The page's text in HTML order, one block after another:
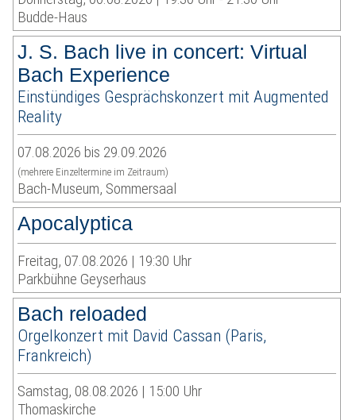
Budde-Haus
J. S. Bach live in concert: Virtual
Bach Experience
Einstündiges Gesprächskonzert mit Augmented
Reality
07.08.2026 bis 29.09.2026
(mehrere Einzeltermine im Zeitraum)
Bach-Museum, Sommersaal
Apocalyptica
Freitag, 07.08.2026 | 19:30 Uhr
Parkbühne Geyserhaus
Bach reloaded
Orgelkonzert mit David Cassan (Paris,
Frankreich)
Samstag, 08.08.2026 | 15:00 Uhr
Thomaskirche